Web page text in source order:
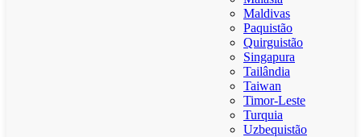
Maldivas
Paquistão
Quirguistão
Singapura
Tailândia
Taiwan
Timor-Leste
Turquia
Uzbequistão